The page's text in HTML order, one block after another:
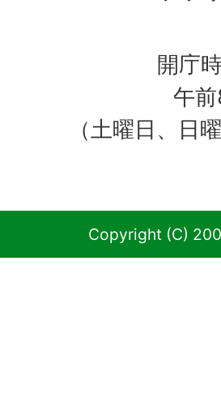
開庁
午
（土曜日、日
Copyright (C)